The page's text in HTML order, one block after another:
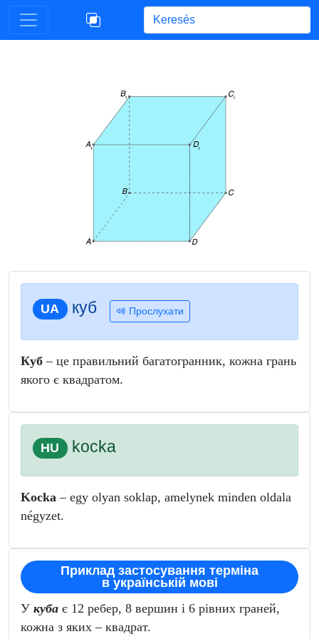
Begin typing for results.
UA куб Прослухати
Куб – це правильний багатогранник, кожна грань
якого є квадратом.
HU kocka
Kocka – egy olyan soklap, amelynek minden oldala
négyzet.
Приклад застосування терміна
в українській мові
У куба є 12 ребер, 8 вершин і 6 рівних граней,
кожна з яких – квадрат.